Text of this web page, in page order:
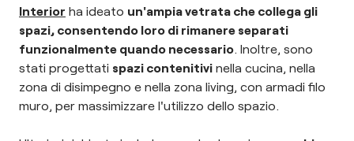
Interior ha ideato un'ampia vetrata che collega gli
spazi, consentendo loro di rimanere separati
funzionalmente quando necessario. Inoltre, sono
stati progettati spazi contenitivi nella cucina, nella
zona di disimpegno e nella zona living, con armadi filo
muro, per massimizzare l'utilizzo dello spazio.